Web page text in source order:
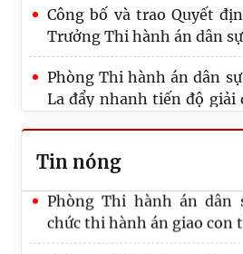
Công bố và trao Quyết
Trưởng Thi hành án dân
Phòng Thi hành án dân
La đẩy nhanh tiến độ giải
thống THADS, kỷ
Truyền thống Ngành Tư
Tin nóng
Thông báo Về việc gia hạn
đấu giá tài sản của người
Ông Nguyễn Văn Khiêm
Phòng Thi hành án dân
Phòng Thi hành án dân
chức thi hành án giao con